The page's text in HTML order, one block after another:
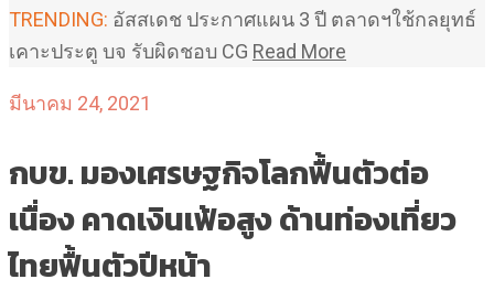
TRENDING: อัสสเดช ประกาศแผน 3 ปี ตลาดฯใช้กลยุทธ์
เคาะประตู บจ รับผิดชอบ CG Read More
มีนาคม 24, 2021
กบข. มองเศรษฐกิจโลกฟื้นตัวต่อ
เนื่อง คาดเงินเฟ้อสูง ด้านท่องเที่ยว
ไทยฟื้นตัวปีหน้า